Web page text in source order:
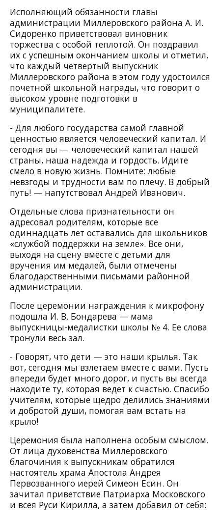
Исполняющий обязанности главы
администрации Миллеровского района А. И.
Сидоренко приветствовал виновник
торжества с особой теплотой. Он поздравил
их с успешным окончанием школы и отметил,
что каждый четвертый выпускник
Миллеровского района в этом году удостоился
почетной школьной награды, что говорит о
высоком уровне подготовки в
муниципалитете.
- Для любого государства самой главной
ценностью является человеческий капитал. И
сегодня вы — человеческий капитал нашей
страны, наша надежда и гордость. Идите
смело в новую жизнь. Помните: любые
невзгоды и трудности вам по плечу. В добрый
путь! — напутствовал Андрей Иванович.
Отдельные слова признательности он
адресовал родителям, которые все
одиннадцать лет оставались для школьников
«службой поддержки на земле». Все они,
выходя на сцену вместе с детьми для
вручения им медалей, были отмечены
благодарственными письмами районной
администрации.
После церемонии награждения к микрофону
подошла И. В. Бондарева — мама
выпускницы-медалистки школы № 4. Ее слова
тронули весь зал.
- Говорят, что дети — это наши крылья. Так
вот, сегодня мы взлетаем вместе с вами. Пусть
впереди будет много дорог, и пусть вы всегда
находите ту, которая ведет к счастью. Спасибо
учителям, которые щедро делились знаниями
и добротой души, помогая вам встать на
крыло!
Церемония была наполнена особым смыслом.
От лица духовенства Миллеровского
благочиния к выпускникам обратился
настоятель храма Апостола Андрея
Первозванного иерей Симеон Есин. Он
зачитал приветствие Патриарха Московского
и всея Руси Кирилла, а затем добавил от себя: